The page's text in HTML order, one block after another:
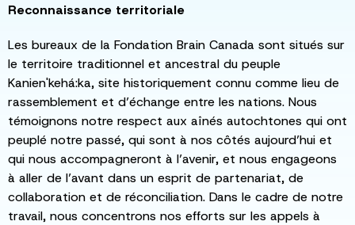
Reconnaissance territoriale
Les bureaux de la Fondation Brain Canada sont situés sur
le territoire traditionnel et ancestral du peuple
Kanien'kehá:ka, site historiquement connu comme lieu de
rassemblement et d’échange entre les nations. Nous
témoignons notre respect aux aînés autochtones qui ont
peuplé notre passé, qui sont à nos côtés aujourd’hui et
qui nous accompagneront à l’avenir, et nous engageons
à aller de l’avant dans un esprit de partenariat, de
collaboration et de réconciliation. Dans le cadre de notre
travail, nous concentrons nos efforts sur les appels à